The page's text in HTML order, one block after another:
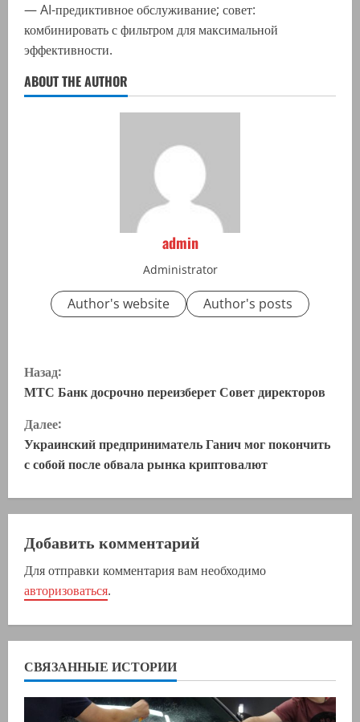
— AI-предиктивное обслуживание; совет:
комбинировать с фильтром для максимальной
эффективности.
ABOUT THE AUTHOR
admin
Administrator
Author's website Author's posts
П
р
о
д
о
л
ж
и
т
ь
ч
Назад:
МТС Банк досрочно переизберет Совет директоров
Далее:
Украинский предприниматель Ганич мог покончить
с собой после обвала рынка криптовалют
Добавить комментарий
Для отправки комментария вам необходимо
авторизоваться.
СВЯЗАННЫЕ ИСТОРИИ